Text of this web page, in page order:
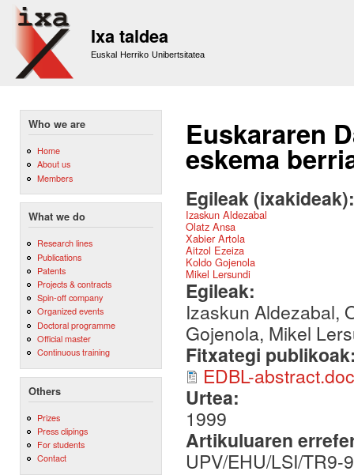
Ixa taldea
Euskal Herriko Unibertsitatea
Who we are
Home
About us
Members
What we do
Research lines
Publications
Patents
Projects & contracts
Spin-off company
Organized events
Doctoral programme
Official master
Continuous training
Others
Prizes
Press clipings
For students
Contact
Euskararen
eskema
Egileak
Izaskun Aldezabal
Olatz Ansa
Xabier Artola
Aitzol Ezeiza
Koldo Gojenola
Mikel Lersundi
Egileak:
Izaskun Aldezabal,
Gojenola, Mikel
Fitxategi
EDBL-abstract.doc
Urtea:
1999
Artikuluaren
UPV/EHU/LSI/TR9-